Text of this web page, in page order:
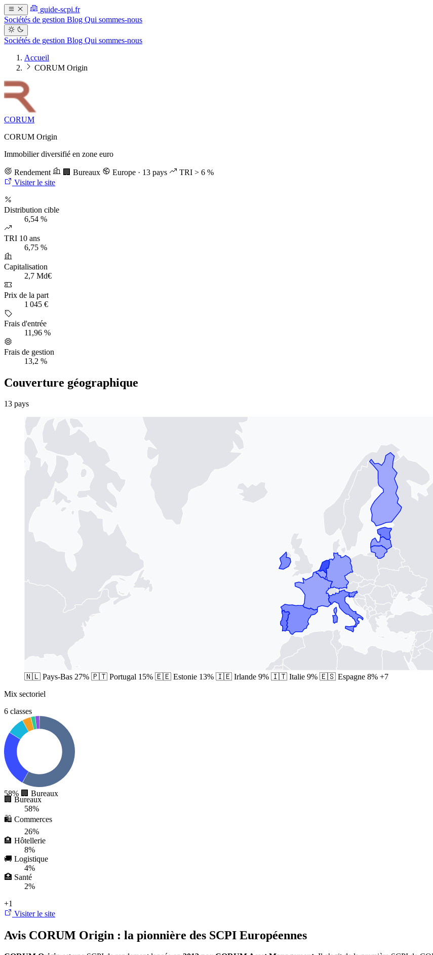
guide-scpi.fr
Sociétés de gestion Blog Qui sommes-nous
Sociétés de gestion Blog Qui sommes-nous
Accueil
CORUM Origin
CORUM
CORUM Origin
Immobilier diversifié en zone euro
Rendement 🏢 Bureaux Europe · 13 pays
TRI > 6 %
Visiter le site
Distribution cible
6,54 %
TRI 10 ans
6,75 %
Capitalisation
2,7 Md€
Prix de la part
1 045 €
Frais d'entrée
11,96 %
Frais de gestion
13,2 %
Couverture géographique
13 pays
🇳🇱 Pays-Bas 27% 🇵🇹 Portugal 15% 🇪🇪 Estonie 13% 🇮🇪 Irlande 9% 🇮🇹 Italie 9% 🇪🇸 Espagne 8% +7
Mix sectoriel
6 classes
58% 🏢 Bureaux
🏢 Bureaux
58%
🛍️ Commerces
26%
🏨 Hôtellerie
8%
🚚 Logistique
4%
🏥 Santé
2%
+1
Visiter le site
Avis CORUM Origin : la pionnière des SCPI Européennes